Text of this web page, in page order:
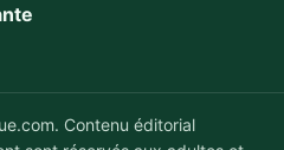
Contenu éditorial